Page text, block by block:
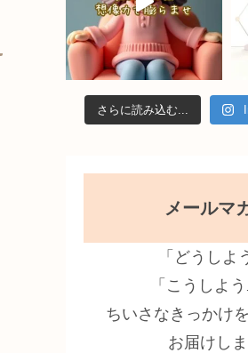
さらに読み込む...
メールマ
「どうしよ
「こうしよう
ちいさなきっかけ
お届けしま